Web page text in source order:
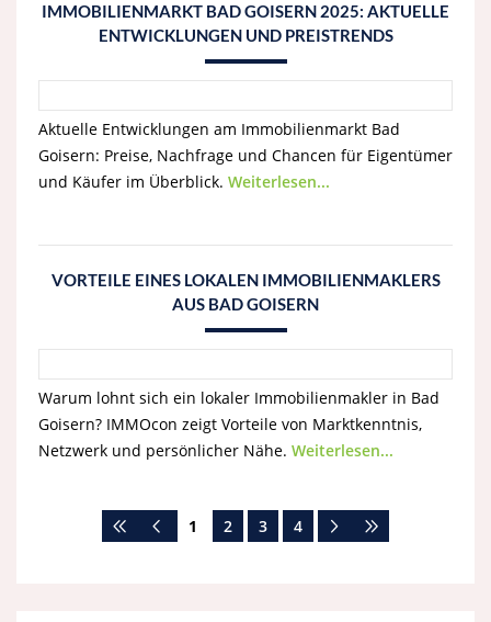
IMMOBILIENMARKT BAD GOISERN 2025: AKTUELLE
ENTWICKLUNGEN UND PREISTRENDS
Aktuelle Entwicklungen am Immobilienmarkt Bad
Goisern: Preise, Nachfrage und Chancen für Eigentümer
und Käufer im Überblick. Weiterlesen...
VORTEILE EINES LOKALEN IMMOBILIENMAKLERS
AUS BAD GOISERN
Warum lohnt sich ein lokaler Immobilienmakler in Bad
Goisern? IMMOcon zeigt Vorteile von Marktkenntnis,
Netzwerk und persönlicher Nähe. Weiterlesen...
1 2 3 4